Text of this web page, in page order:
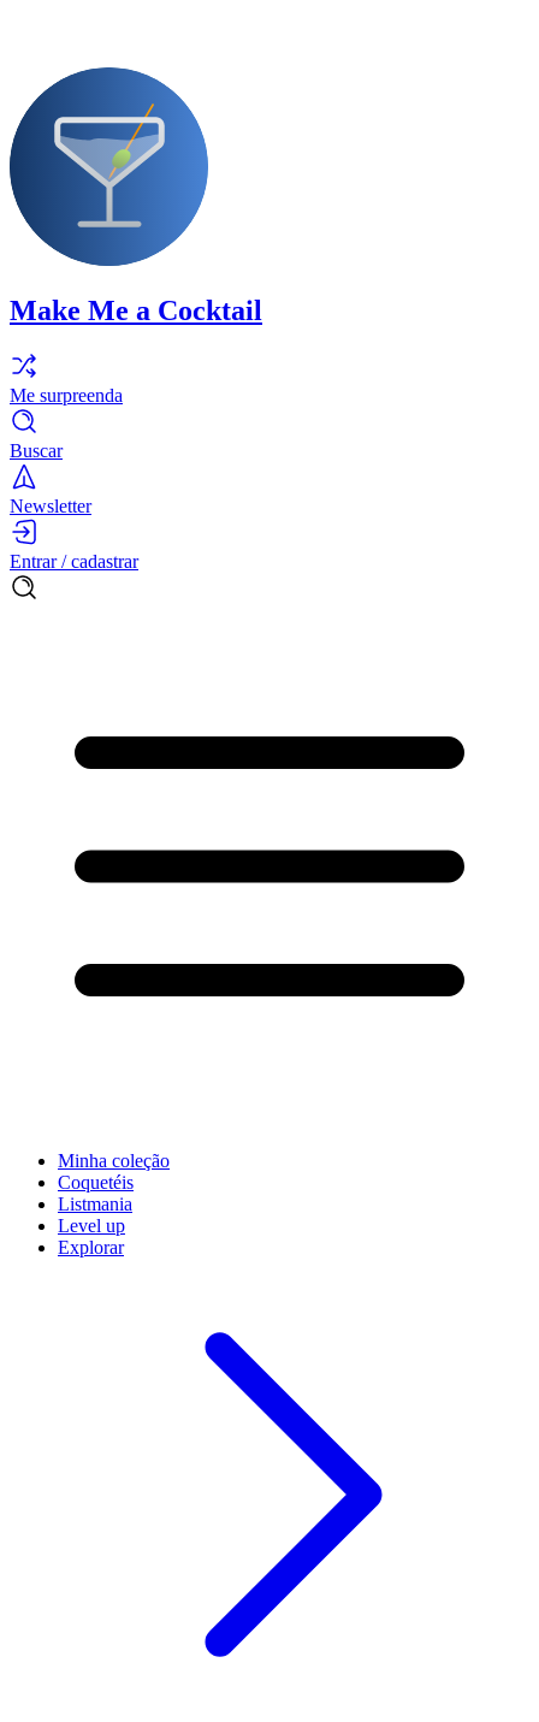
Make Me a Cocktail
Me surpreenda
Buscar
Newsletter
Entrar / cadastrar
Minha coleção
Coquetéis
Listmania
Level up
Explorar